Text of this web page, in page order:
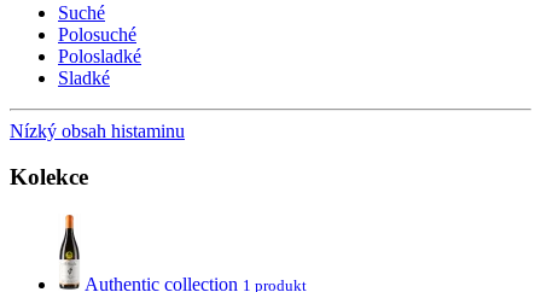
Suché
Polosuché
Polosladké
Sladké
Nízký obsah histaminu
Kolekce
Authentic collection 1 produkt